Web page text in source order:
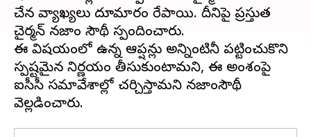
చేసిన వ్యాఖ్యలు దూమారం రేపాయి. దీనిపై ప్రస్తుత
చైర్మన్ నజాం సౌథీ స్పందించారు.
ఈ విషయంలో ఉన్న ఆప్షన్లు అన్నింటినీ పట్టించుకొని
స్పష్టమైన నిర్ణయం తీసుకుంటామని, ఈ అంశంపై
ఐసీసీ సమావేశాల్లో చర్చిస్తామని నజాంసౌథీ